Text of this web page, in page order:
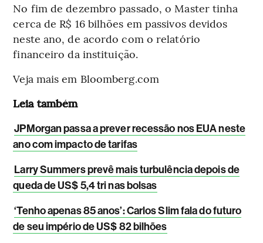
No fim de dezembro passado, o Master tinha
cerca de R$ 16 bilhões em passivos devidos
neste ano, de acordo com o relatório
financeiro da instituição.
Veja mais em Bloomberg.com
Leia também
JPMorgan passa a prever recessão nos EUA neste
ano com impacto de tarifas
Larry Summers prevê mais turbulência depois de
queda de US$ 5,4 tri nas bolsas
‘Tenho apenas 85 anos’: Carlos Slim fala do futuro
de seu império de US$ 82 bilhões